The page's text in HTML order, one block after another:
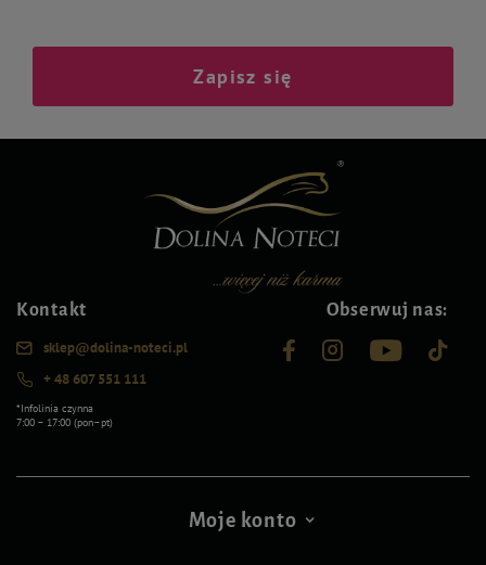
Zapisz się
Kontakt
sklep@dolina-noteci.pl
+ 48 607 551 111
*Infolinia czynna
7:00 – 17:00 (pon–pt)
Obserwuj nas:
Moje konto